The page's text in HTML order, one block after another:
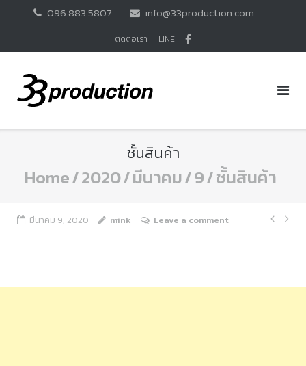
096.883.5807 info@33production.com
ติดต่อเรา LINE
ชั้นสินค้า
Home/2020/มีนาคม/9/ชั้นสินค้า
มีนาคม 9, 2020 mink Leave a comment
แนะ